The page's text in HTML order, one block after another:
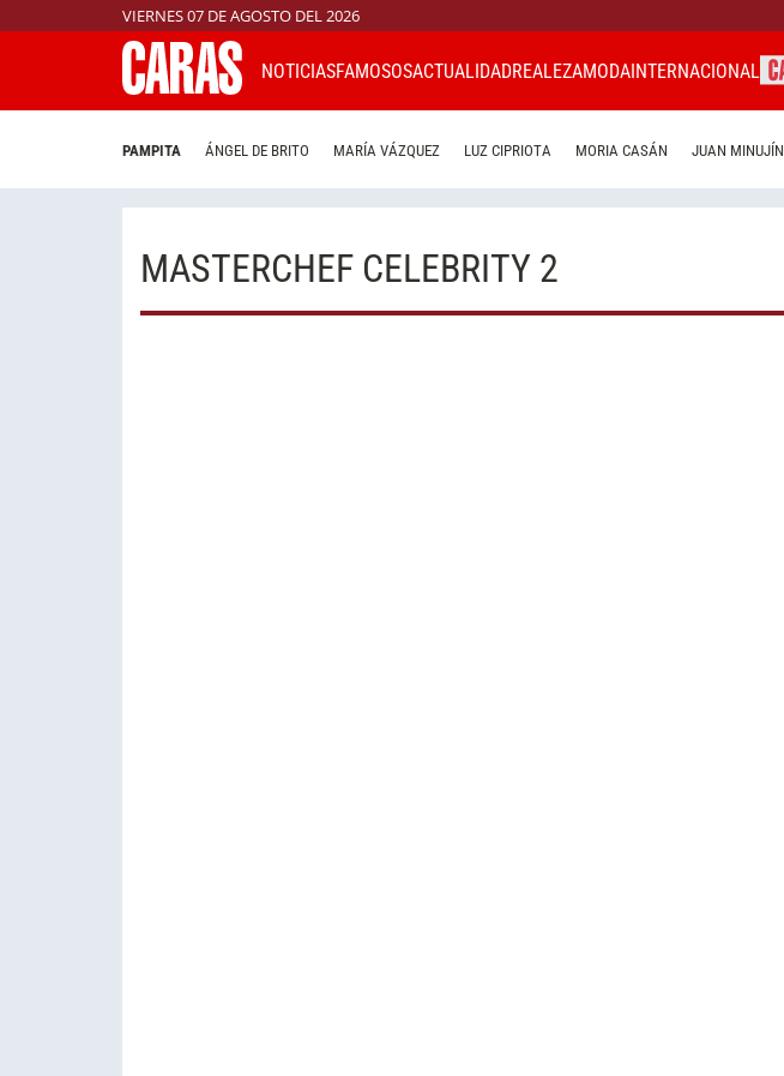
VIERNES 07 DE AGOSTO DEL 2026
NOTICIASFAMOSOSACTUALIDADREALEZAMODAINTERNACIONAL
PAMPITA ÁNGEL DE BRITO MARÍA VÁZQUEZ LUZ CIPRIOTA MORIA CASÁN JUAN MINUJÍN
MASTERCHEF CELEBRITY 2